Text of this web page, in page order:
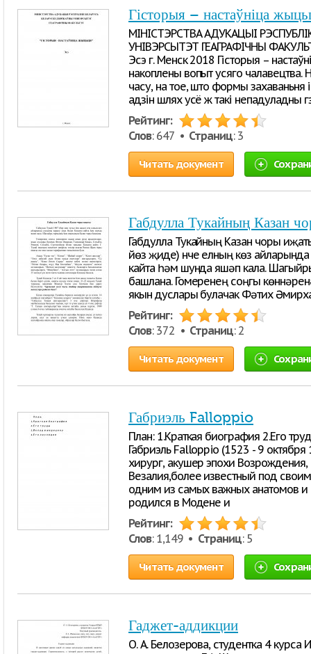
Гісторыя – настаўніца
МІНІСТЭРСТВА АДУКАЦЫІ
УНІВЭРСЫТЭТ ГЕАГРАФІЧНЫ
Эсэ г. Менск 2018 Гісторыя –
накоплены вопыт усяго чалавецтва.
часу, на тое, што формы
адзін шлях усё ж такі непадуладны
Рейтинг:
Слов: 647 • Страниц: 3
Читать документ
Габдулла Тукайның Казан
Габдулла Тукайның Казан чоры
йөз җиде) нче елның көз айларында
кайта һәм шунда яшәп кала.
башлана. Гомеренең соңгы
якын дуслары булачак Фәтих
Рейтинг:
Слов: 372 • Страниц: 2
Читать документ
Габриэль Falloppio
План: 1.Краткая биография 2.Его
Габриэль Falloppio (1523 - 9
хирург, акушер эпохи
Везалия,более известный под
одним из самых важных анатомов и
родился в Модене и
Рейтинг:
Слов: 1,149 • Страниц: 5
Читать документ
Гаджет-аддикции
О. А. Белозерова, студентка 4